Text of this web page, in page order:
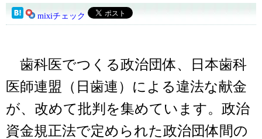
mixiチェック
歯科医でつくる政治団体、日本歯科
医師連盟（日歯連）による違法な献金
が、改めて批判を集めています。政治
資金規正法で定められた政治団体間の